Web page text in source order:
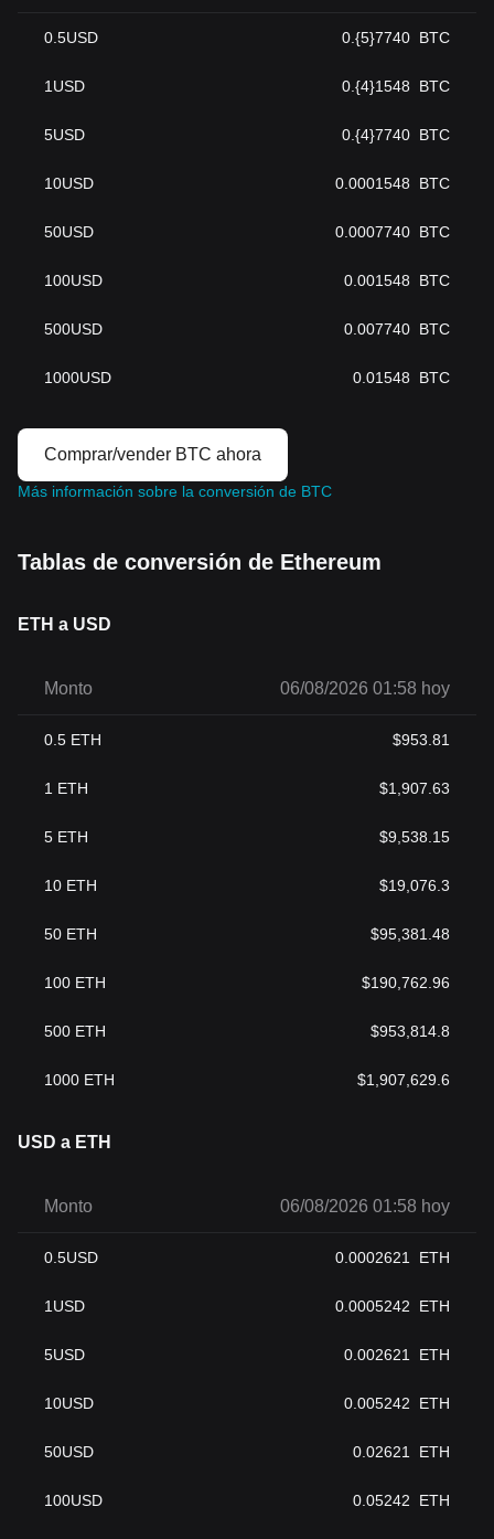
0.5USD 0.{5}7740 BTC
1 USD 0.{4}1548 BTC
5USD 0.{4}7740 BTC
10USD 0.0001548 BTC
50USD 0.0007740 BTC
100USD 0.001548 BTC
500USD 0.007740 BTC
1000USD 0.01548 BTC
Comprar/vender BTC ahora
Más información sobre la conversión de BTC
Tablas de conversión de Ethereum
ETH a USD
Monto 06/08/2026 01:58 hoy
0.5 ETH $953.81
1 ETH $1,907.63
5 ETH $9,538.15
10 ETH $19,076.3
50 ETH $95,381.48
100 ETH $190,762.96
500 ETH $953,814.8
1000 ETH $1,907,629.6
USD a ETH
Monto 06/08/2026 01:58 hoy
0.5USD 0.0002621 ETH
1 USD 0.0005242 ETH
5USD 0.002621 ETH
10USD 0.005242 ETH
50USD 0.02621 ETH
100USD 0.05242 ETH